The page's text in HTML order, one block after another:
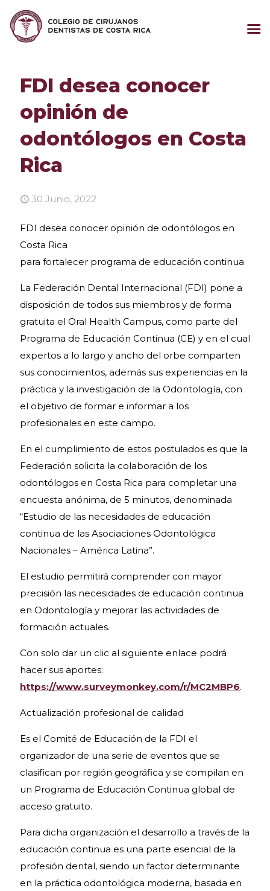
FDI desea conocer
opinión de
odontólogos en Costa
Rica
30 Junio, 2022
FDI desea conocer opinión de odontólogos en
Costa Rica
para fortalecer programa de educación continua
La Federación Dental Internacional (FDI) pone a
disposición de todos sus miembros y de forma
gratuita el Oral Health Campus, como parte del
Programa de Educación Continua (CE) y en el cual
expertos a lo largo y ancho del orbe comparten
sus conocimientos, además sus experiencias en la
práctica y la investigación de la Odontología, con
el objetivo de formar e informar a los
profesionales en este campo.
En el cumplimiento de estos postulados es que la
Federación solicita la colaboración de los
odontólogos en Costa Rica para completar una
encuesta anónima, de 5 minutos, denominada
“Estudio de las necesidades de educación
continua de las Asociaciones Odontológica
Nacionales – América Latina”.
El estudio permitirá comprender con mayor
precisión las necesidades de educación continua
en Odontología y mejorar las actividades de
formación actuales.
Con solo dar un clic al siguiente enlace podrá
hacer sus aportes:
https://www.surveymonkey.com/r/MC2MBP6.
Actualización profesional de calidad
Es el Comité de Educación de la FDI el
organizador de una serie de eventos que se
clasifican por región geográfica y se compilan en
un Programa de Educación Continua global de
acceso gratuito.
Para dicha organización el desarrollo a través de la
educación continua es una parte esencial de la
profesión dental, siendo un factor determinante
en la práctica odontológica moderna, basada en